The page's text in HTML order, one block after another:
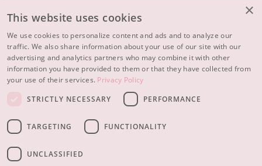
Peau mixte ou grasse
Peau mature
Peau ménopausée
À PROPOS
CONSEILS BEAUTÉ
×
This website uses cookies
We use cookies to personalize content and ads and to analyze our
traffic. We also share information about your use of our site with our
advertising and analytics partners who may combine it with other
information you have provided to them or that they have collected from
your use of their services. Privacy Policy
STRICTLY NECESSARY
PERFORMANCE
TARGETING FUNCTIONALITY
UNCLASSIFIED